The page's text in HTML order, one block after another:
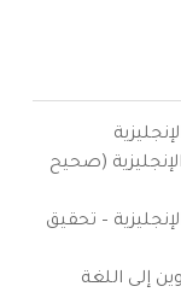
(صحيح
– تحقيق
إلى اللغة